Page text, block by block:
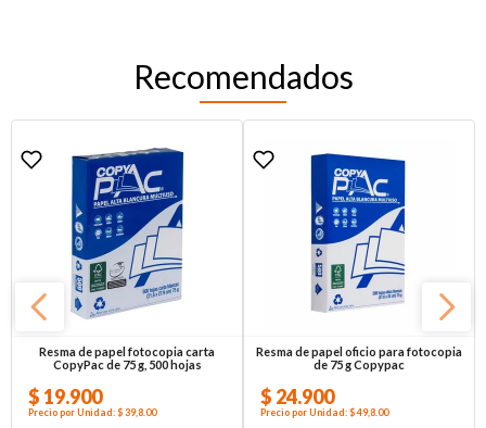
Recomendados
Resma de papel fotocopia carta
CopyPac de 75 g, 500 hojas
900
Precio porUnidad :$ 39,8 .00
COMPRAR AHORA
Resma de papel oficio para fotocopia
de 75 g Copypac
900
Unidad:$ 49,8.00
COMPRAR AHORA
VER TODO